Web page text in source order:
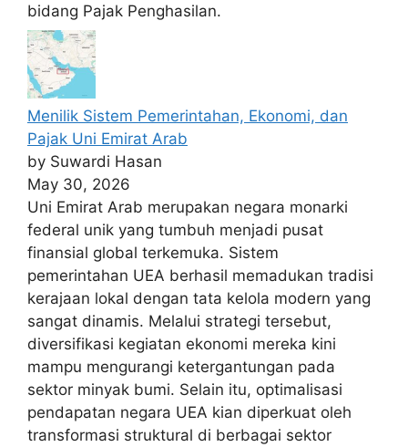
bidang Pajak Penghasilan.
Menilik Sistem Pemerintahan, Ekonomi, dan
Pajak Uni Emirat Arab
by Suwardi Hasan
May 30, 2026
Uni Emirat Arab merupakan negara monarki
federal unik yang tumbuh menjadi pusat
finansial global terkemuka. Sistem
pemerintahan UEA berhasil memadukan tradisi
kerajaan lokal dengan tata kelola modern yang
sangat dinamis. Melalui strategi tersebut,
diversifikasi kegiatan ekonomi mereka kini
mampu mengurangi ketergantungan pada
sektor minyak bumi. Selain itu, optimalisasi
pendapatan negara UEA kian diperkuat oleh
transformasi struktural di berbagai sektor